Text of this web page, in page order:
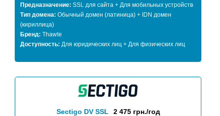
Предназначение: SSL для сайта + Для мобильных устройств
Тип домена: Обычный домен (латиница) + IDN домен
(кириллица)
Бренд: Thawte
Доступность: Для юридических лиц + Для физических лиц
Sectigo DV SSL 2 475 грн./год